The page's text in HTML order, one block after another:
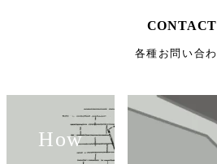
CONTACT
各種お問い合
How